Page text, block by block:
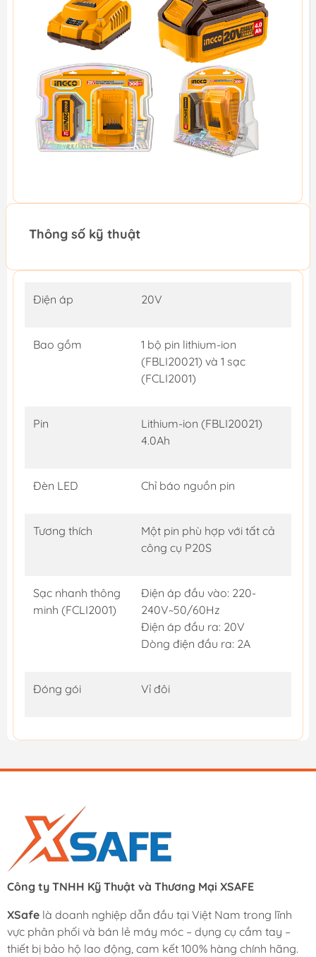
Thông số kỹ thuật
Điện áp 20V
Bao gồm
1 bộ pin lithium-ion
(FBLI20021) và 1 sạc
(FCLI2001)
Pin
Lithium-ion (FBLI20021)
4.0Ah
Đèn LED Chỉ báo nguồn pin
Tương thích
Một pin phù hợp với tất cả
công cụ P20S
Sạc nhanh thông
minh (FCLI2001)
Điện áp đầu vào: 220-
240V~50/60Hz
Điện áp đầu ra: 20V
Dòng điện đầu ra: 2A
Đóng gói Vỉ đôi
Công ty TNHH Kỹ Thuật và Thương Mại XSAFE
XSafe là doanh nghiệp dẫn đầu tại Việt Nam trong lĩnh
vực phân phối và bán lẻ máy móc – dụng cụ cầm tay –
thiết bị bảo hộ lao động, cam kết 100% hàng chính hãng.